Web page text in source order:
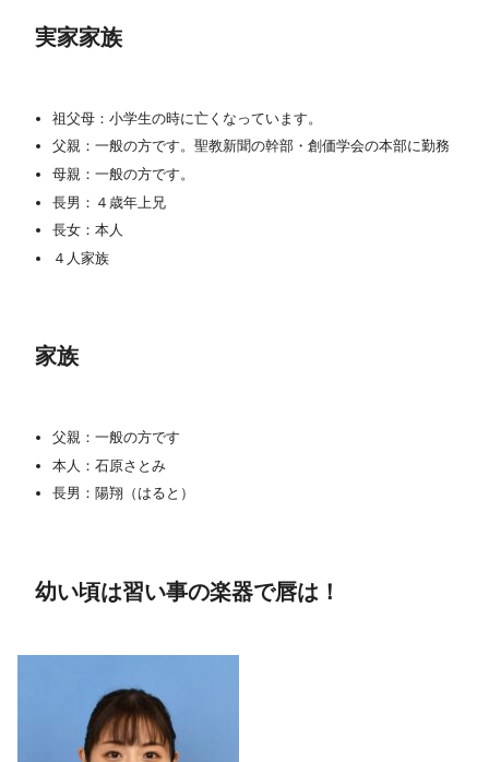
実家家族
祖父母：小学生の時に亡くなっています。
父親：一般の方です。聖教新聞の幹部・創価学会の本部に勤務
母親：一般の方です。
長男：４歳年上兄
長女：本人
４人家族
家族
父親：一般の方です
本人：石原さとみ
長男：陽翔（はると）
幼い頃は習い事の楽器で唇は！